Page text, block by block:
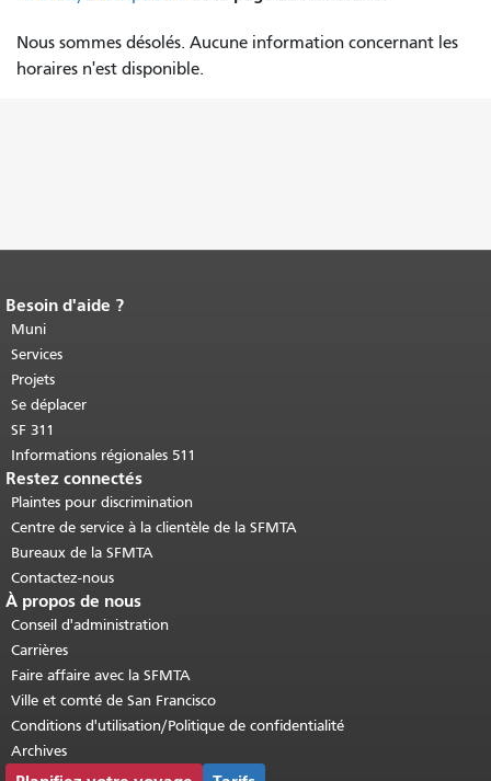
Nous sommes désolés. Aucune information concernant les
horaires n'est disponible.
Fin du contenu de la page.
cette page se répète sur chaque page.
Retour au haut du contenu principal
Besoin d'aide ?
Muni
Services
Projets
Se déplacer
SF 311
Informations régionales 511
Restez connectés
Plaintes pour discrimination
Centre de service à la clientèle de la SFMTA
Bureaux de la SFMTA
Contactez-nous
À propos de nous
Conseil d'administration
Carrières
Faire affaire avec la SFMTA
Ville et comté de San Francisco
Conditions d'utilisation/Politique de confidentialité
Archives